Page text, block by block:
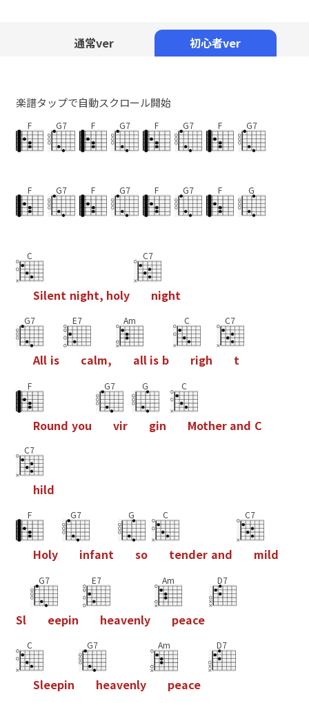
通常ver 初心者ver
楽譜タップで自動スクロール開始
F G7 F G7 F G7 F G7
F G7 F G7 F G7 F G
C
Silent night, holy
C7
night
G7
All is
E7
calm,
Am
all is b
C
righ
C7
t
F
Round you
G7
vir
G
gin
C
Mother and C
C7
hild
F
Holy
G7
infant
G
so
C
tender and
C7
mild
Sl
G7
eepin
E7
heavenly
Am
peace
D7
C
Sleepin
G7
heavenly
Am
peace
D7